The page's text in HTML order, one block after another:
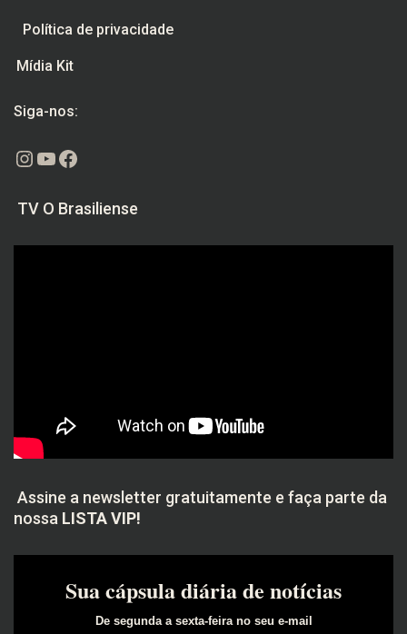
Política de privacidade
Mídia Kit
Siga-nos:
Instagram
Youtube
Facebook
TV O Brasiliense
Assine a newsletter gratuitamente e faça parte da
nossa LISTA VIP!
Sua cápsula diária de notícias
De segunda a sexta-feira no seu e-mail